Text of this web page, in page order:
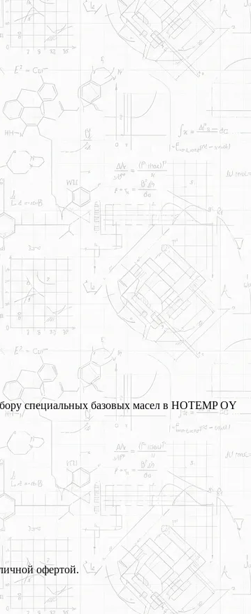
специальных базовых масел в HOTEMP OY
офертой.